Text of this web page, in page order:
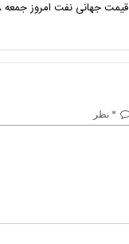
قیمت جهانی نفت امروز جمعه ۱۸ فروردین‌ماه ۱۴۰۱
* نظر